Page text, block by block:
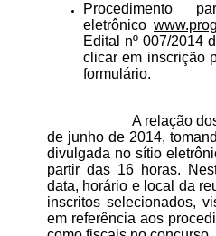
Procedimento
eletrônico
Edital nº 007/2014
clicar em inscrição
formulário.
A relação
de junho de 2014,
divulgada no sítio
partir das 16 horas.
data, horário e local da
inscritos selecionados,
em referência aos